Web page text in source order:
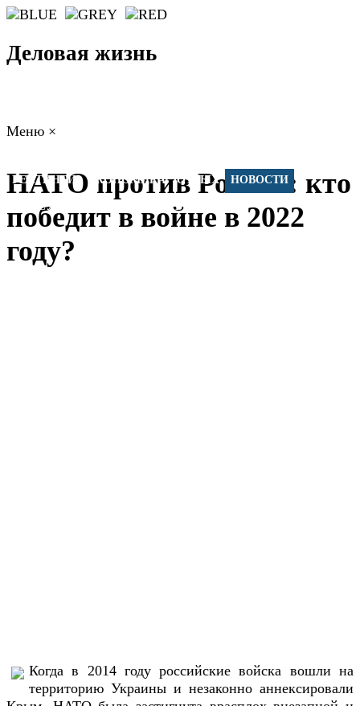
Деловая жизнь
Меню ×
РЕЙТИНГИ ЭКОНОМИКА ОТДЫХ НОВОСТИ
КОНСУЛЬТАНТЫ КОНТАКТЫ
НАТО против России: кто
победит в войне в 2022
году?
Когда в 2014 году российские войска вошли на
территорию Украины и незаконно аннексировали